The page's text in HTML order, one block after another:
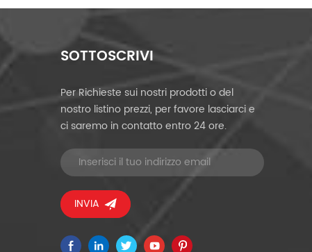
SOTTOSCRIVI
Per Richieste sui nostri prodotti o del
nostro listino prezzi, per favore lasciarci e
ci saremo in contatto entro 24 ore.